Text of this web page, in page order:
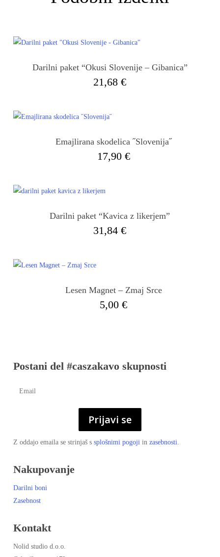
Darilni paket “Okusi Slovenije – Gibanica”
21,68€
Emajlirana skodelica ˝Slovenija˝
17,90 €
Darilni paket “Kavica z likerjem”
31,84€
Lesen Magnet – Zmaj Srce
5,00€
Postani del #caszakavo skupnosti
Prijavi se
Z oddajo emaila se strinjaš s splošnimi pogojiinzasebnosti.
Nakupovanje
Darilni boni
Zasebnost
Kontakt
Nolid studio d.o.o.